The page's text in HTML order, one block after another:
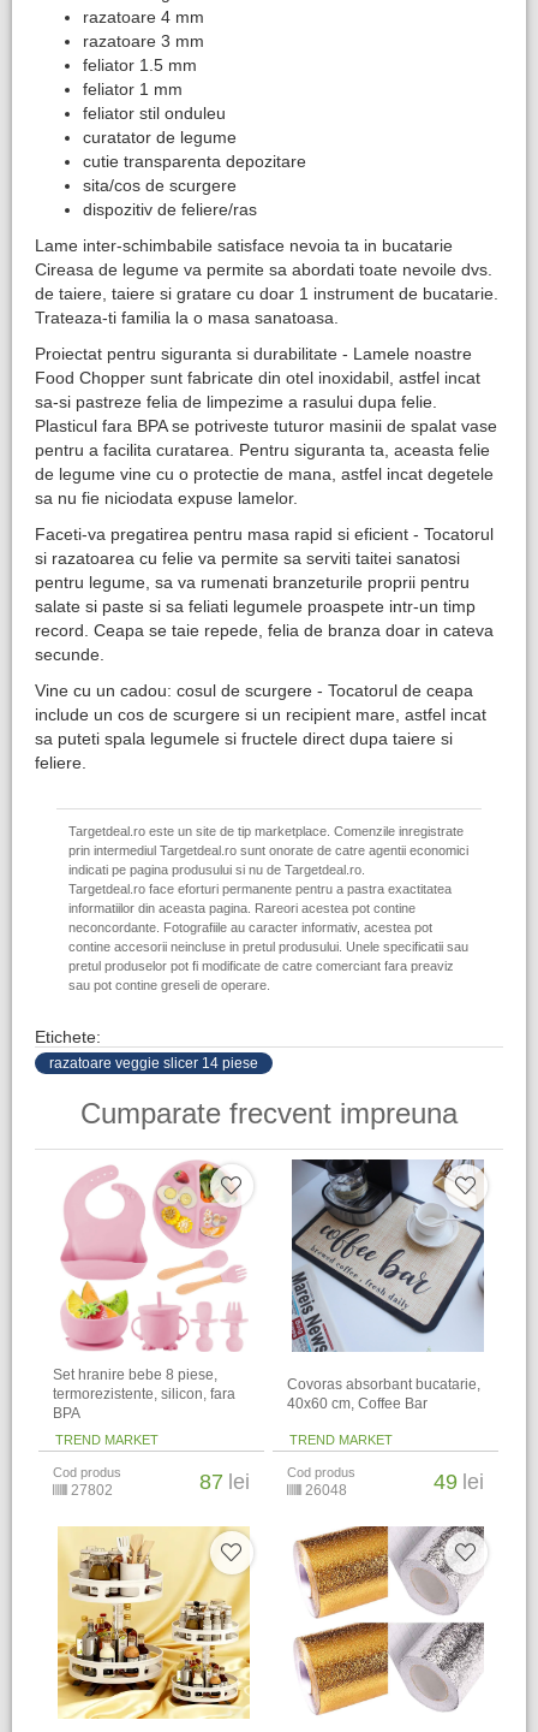
razatoare 4 mm
razatoare 3 mm
feliator 1.5 mm
feliator 1 mm
feliator stil onduleu
curatator de legume
cutie transparenta depozitare
sita/cos de scurgere
dispozitiv de feliere/ras
Lame inter-schimbabile satisface nevoia ta in bucatarie
Cireasa de legume va permite sa abordati toate nevoile dvs.
de taiere, taiere si gratare cu doar 1 instrument de bucatarie.
Trateaza-ti familia la o masa sanatoasa.
Proiectat pentru siguranta si durabilitate - Lamele noastre
Food Chopper sunt fabricate din otel inoxidabil, astfel incat
sa-si pastreze felia de limpezime a rasului dupa felie.
Plasticul fara BPA se potriveste tuturor masinii de spalat vase
pentru a facilita curatarea. Pentru siguranta ta, aceasta felie
de legume vine cu o protectie de mana, astfel incat degetele
sa nu fie niciodata expuse lamelor.
Faceti-va pregatirea pentru masa rapid si eficient - Tocatorul
si razatoarea cu felie va permite sa serviti taitei sanatosi
pentru legume, sa va rumenati branzeturile proprii pentru
salate si paste si sa feliati legumele proaspete intr-un timp
record. Ceapa se taie repede, felia de branza doar in cateva
secunde.
Vine cu un cadou: cosul de scurgere - Tocatorul de ceapa
include un cos de scurgere si un recipient mare, astfel incat
sa puteti spala legumele si fructele direct dupa taiere si
feliere.
Targetdeal.ro este un site de tip marketplace. Comenzile inregistrate
prin intermediul Targetdeal.ro sunt onorate de catre agentii economici
indicati pe pagina produsului si nu de Targetdeal.ro.
Targetdeal.ro face eforturi permanente pentru a pastra exactitatea
informatiilor din aceasta pagina. Rareori acestea pot contine
neconcordante. Fotografiile au caracter informativ, acestea pot
contine accesorii neincluse in pretul produsului. Unele specificatii sau
pretul produselor pot fi modificate de catre comerciant fara preaviz
sau pot contine greseli de operare.
Etichete:
razatoare veggie slicer 14 piese
Cumparate frecvent impreuna
Set hranire bebe 8 piese,
termorezistente, silicon, fara
BPA
TREND MARKET
Cod produs
27802 87 lei
Covoras absorbant bucatarie,
40x60 cm, Coffee Bar
TREND MARKET
Cod produs
26048 49 lei